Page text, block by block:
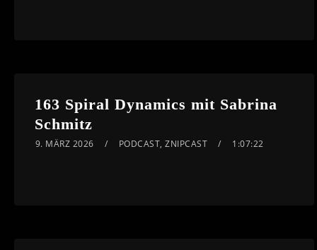
163 Spiral Dynamics mit Sabrina
Schmitz
9. MÄRZ 2026 PODCAST,ZNIPCAST 1:07:22